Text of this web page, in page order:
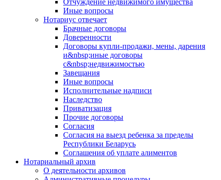
Отчуждение недвижимого имущества
Иные вопросы
Нотариус отвечает
Брачные договоры
Доверенности
Договоры купли-продажи, мены, дарения
и&nbsp;иные договоры
с&nbsp;недвижимостью
Завещания
Иные вопросы
Исполнительные надписи
Наследство
Приватизация
Прочие договоры
Согласия
Согласия на выезд ребенка за пределы
Республики Беларусь
Соглашения об уплате алиментов
Нотариальный архив
О деятельности архивов